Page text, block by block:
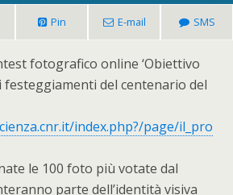
Pin E-mail SMS
fotografico online ‘Obiettivo
festeggiamenti del centenario del
index.php?/page/il_pro
le 100 foto più votate dal
parte dell’identità visiva